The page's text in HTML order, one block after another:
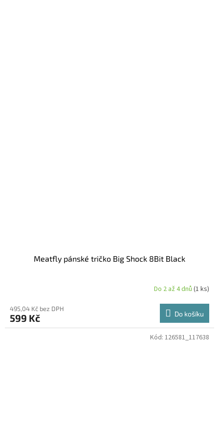
Meatfly pánské tričko Big Shock 8Bit Black
Do 2 až 4 dnů (1 ks)
495,04 Kč bez DPH
599 Kč Do košíku
Kód: 126581_117638